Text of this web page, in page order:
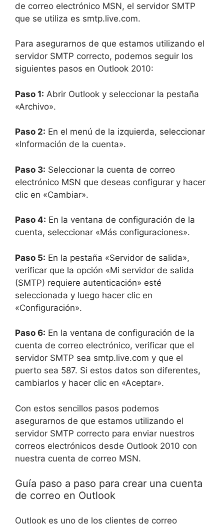
de correo electrónico MSN, el servidor SMTP
que se utiliza es smtp.live.com.
Para asegurarnos de que estamos utilizando el
servidor SMTP correcto, podemos seguir los
siguientes pasos en Outlook 2010:
Paso 1: Abrir Outlook y seleccionar la pestaña
«Archivo».
Paso 2: En el menú de la izquierda, seleccionar
«Información de la cuenta».
Paso 3: Seleccionar la cuenta de correo
electrónico MSN que deseas configurar y hacer
clic en «Cambiar».
Paso 4: En la ventana de configuración de la
cuenta, seleccionar «Más configuraciones».
Paso 5: En la pestaña «Servidor de salida»,
verificar que la opción «Mi servidor de salida
(SMTP) requiere autenticación» esté
seleccionada y luego hacer clic en
«Configuración».
Paso 6: En la ventana de configuración de la
cuenta de correo electrónico, verificar que el
servidor SMTP sea smtp.live.com y que el
puerto sea 587. Si estos datos son diferentes,
cambiarlos y hacer clic en «Aceptar».
Con estos sencillos pasos podemos
asegurarnos de que estamos utilizando el
servidor SMTP correcto para enviar nuestros
correos electrónicos desde Outlook 2010 con
nuestra cuenta de correo MSN.
Guía paso a paso para crear una cuenta
de correo en Outlook
Outlook es uno de los clientes de correo